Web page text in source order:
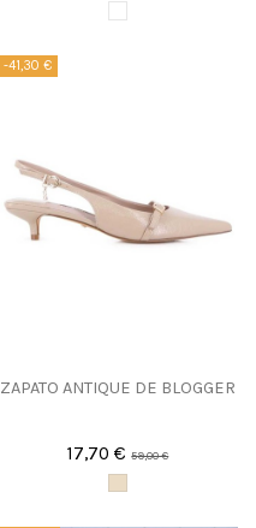
-41,30 €
ZAPATO ANTIQUE DE BLOGGER
17,70 €59,00 €